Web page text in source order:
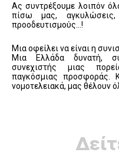
Ας συντρέξουμε λοιπόν
πίσω μας, αγκυλώσεις,
προοδευτισμούς…!
Μια οφείλει να είναι η
Μια Ελλάδα δυνατή,
συνεχιστής μιας
παγκόσμιας προσφοράς.
νομοτελειακά, μας θέλουν